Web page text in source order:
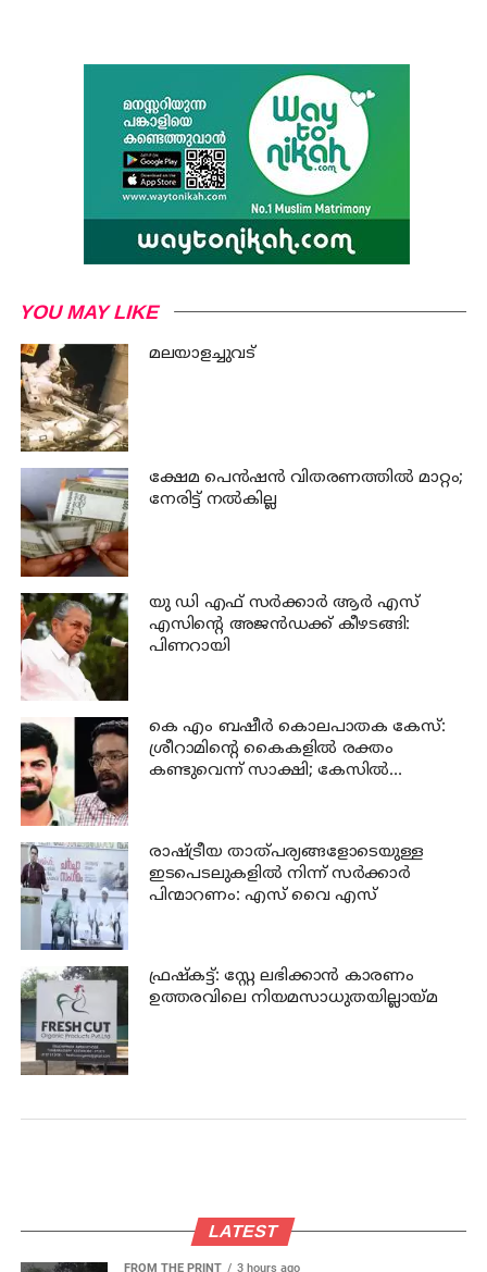
YOU MAY LIKE
മലയാളച്ചുവട്
ക്ഷേമ പെന്‍ഷന്‍ വിതരണത്തില്‍ മാറ്റം;
നേരിട്ട് നല്‍കില്ല
യു ഡി എഫ് സര്‍ക്കാര്‍ ആര്‍ എസ്
എസിന്റെ അജന്‍ഡക്ക്‌ കീഴടങ്ങി:
പിണറായി
കെ എം ബഷീര്‍ കൊലപാതക കേസ്:
ശ്രീറാമിന്റെ കൈകളില്‍ രക്തം
കണ്ടുവെന്ന് സാക്ഷി; കേസില്‍
രാഷ്ട്രീയ താത്പര്യങ്ങളോടെയുള്ള
ഇടപെടലുകളില്‍ നിന്ന് സര്‍ക്കാര്‍
പിന്മാറണം: എസ് വൈ എസ്
ഫ്രഷ്‌കട്ട്: സ്റ്റേ ലഭിക്കാന്‍ കാരണം
ഉത്തരവിലെ നിയമസാധുതയില്ലായ്മ
LATEST
FROM THE PRINT 3 hours ago